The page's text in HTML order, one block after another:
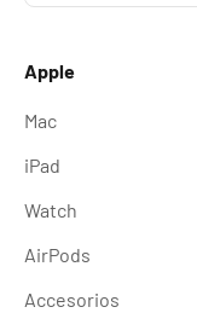
Apple
Mac
iPad
Watch
AirPods
Accesorios